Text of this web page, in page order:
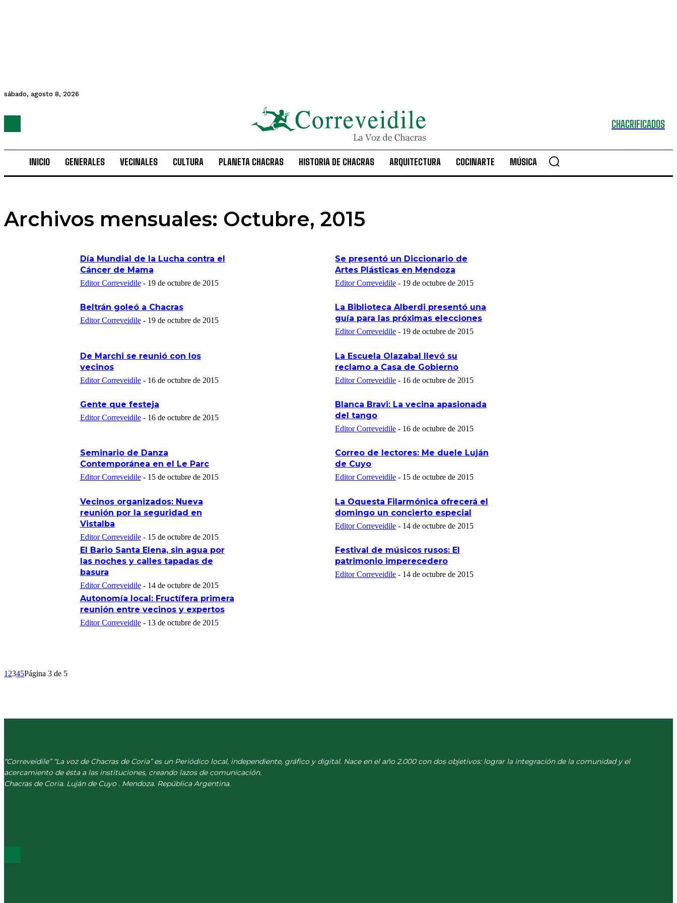
sábado, agosto 8, 2026
CHACRIFICADOS
INICIO GENERALES VECINALES CULTURA PLANETA CHACRAS HISTORIA DE CHACRAS ARQUITECTURA COCINARTE MÚSICA
Archivos mensuales: Octubre, 2015
Día Mundial de la Lucha contra el
Cáncer de Mama
Editor Correveidile - 19 de octubre de 2015
Se presentó un Diccionario de
Artes Plásticas en Mendoza
Editor Correveidile - 19 de octubre de 2015
Beltrán goleó a Chacras
Editor Correveidile - 19 de octubre de 2015
La Biblioteca Alberdi presentó una
guía para las próximas elecciones
Editor Correveidile - 19 de octubre de 2015
De Marchi se reunió con los
vecinos
Editor Correveidile - 16 de octubre de 2015
La Escuela Olazabal llevó su
reclamo a Casa de Gobierno
Editor Correveidile - 16 de octubre de 2015
Gente que festeja
Editor Correveidile - 16 de octubre de 2015
Blanca Bravi: La vecina apasionada
del tango
Editor Correveidile - 16 de octubre de 2015
Seminario de Danza
Contemporánea en el Le Parc
Editor Correveidile - 15 de octubre de 2015
Correo de lectores: Me duele Luján
de Cuyo
Editor Correveidile - 15 de octubre de 2015
Vecinos organizados: Nueva
reunión por la seguridad en
Vistalba
Editor Correveidile - 15 de octubre de 2015
La Oquesta Filarmónica ofrecerá el
domingo un concierto especial
Editor Correveidile - 14 de octubre de 2015
El Bario Santa Elena, sin agua por
las noches y calles tapadas de
basura
Editor Correveidile - 14 de octubre de 2015
Festival de músicos rusos: El
patrimonio imperecedero
Editor Correveidile - 14 de octubre de 2015
Autonomía local: Fructífera primera
reunión entre vecinos y expertos
Editor Correveidile - 13 de octubre de 2015
1 2345Página 3 de 5
“Correveidile” “La voz de Chacras de Coria” es un Periódico local, independiente, gráfico y digital. Nace en el año 2.000 con dos objetivos: lograr la integración de la comunidad y el
acercamiento de ésta a las instituciones, creando lazos de comunicación.
Chacras de Coria. Luján de Cuyo . Mendoza. República Argentina.